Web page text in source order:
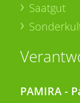
Saatgut
PAMIRA -